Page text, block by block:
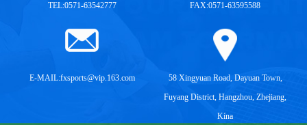
TEL:0571-63542777 FAX:0571-63595588
E-MAIL:fxsports@vip.163.com
58 Xingyuan Road, Dayuan Town,
Fuyang District, Hangzhou, Zhejiang,
Kína